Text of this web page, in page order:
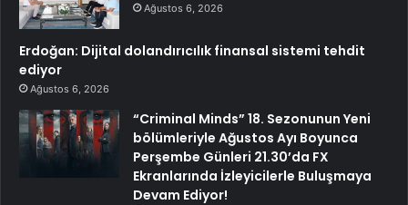
Ağustos 6, 2026
Erdoğan: Dijital dolandırıcılık finansal sistemi tehdit
ediyor
Ağustos 6, 2026
“Criminal Minds” 18. Sezonunun Yeni
bölümleriyle Ağustos Ayı Boyunca
Perşembe Günleri 21.30’da FX
Ekranlarında İzleyicilerle Buluşmaya
Devam Ediyor!